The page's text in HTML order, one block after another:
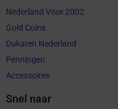
Nederland Voor 2002
Gold Coins
Dukaten Nederland
Penningen
Accessoires
Snel naar